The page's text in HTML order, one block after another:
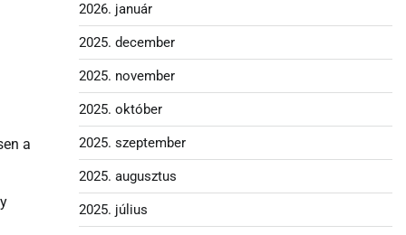
a
2026. január
2025. december
2025. november
2025. október
2025. szeptember
2025. augusztus
2025. július